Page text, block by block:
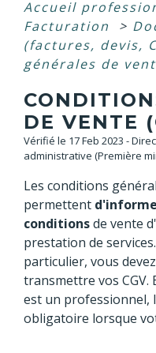
Accueil
Facturation
>
(factures, devis,
générales de
DE VENTE
Vérifié le 17 Feb 2023 -
administrative (Première
Les conditions
permettent
conditionsde vente
prestation de
particulier, vous
transmettre vos CGV.
est un professionnel,
obligatoire lorsque